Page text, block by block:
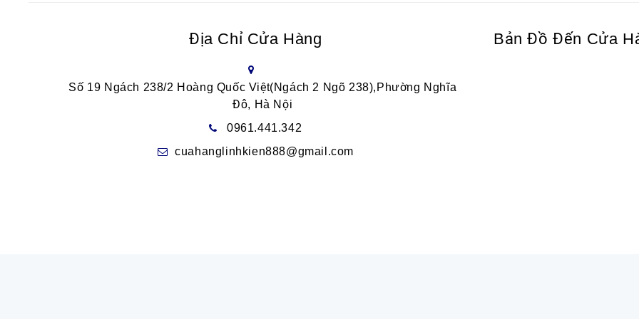
Địa Chỉ Cửa Hàng
Số 19 Ngách 238/2 Hoàng Quốc Việt(Ngách 2 Ngõ 238),Phường Nghĩa
Đô, Hà Nội
0961.441.342
cuahanglinhkien888@gmail.com
Bản Đồ Đến Cửa